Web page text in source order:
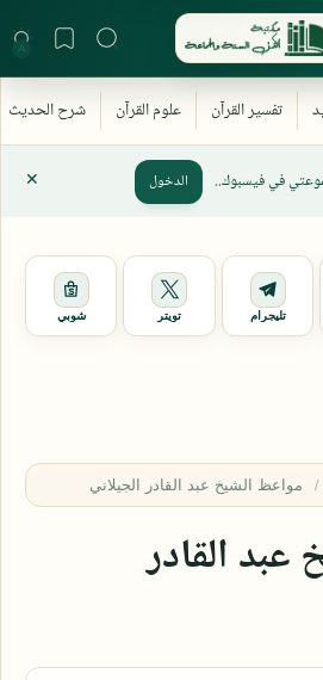
في فيسبوك.. الدخول
تليجرام تويتر شوبي
القادر